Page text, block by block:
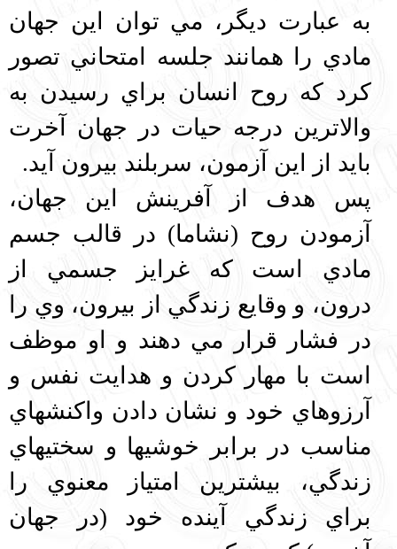
به عبارت ديگر، مي توان اين جهان
مادي را همانند جلسه امتحاني تصور
كرد كه روح انسان براي رسيدن به
والاترين درجه حيات در جهان آخرت
بايد از اين آزمون، سربلند بيرون آيد.
پس هدف از آفرينش اين جهان،
آزمودن روح (نشاما) در قالب جسم
مادي است كه غرايز جسمي‌‌ از
درون، و وقايع زندگي از بيرون، وي را
در فشار قرار مي دهند و او موظف
است با مهار كردن و هدايت نفس و
آرزوهاي خود و نشان دادن واكنشهاي
مناسب در برابر خوشيها و سختيهاي
زندگي، بيشترين امتياز معنوي را
براي زندگي آينده خود (در جهان